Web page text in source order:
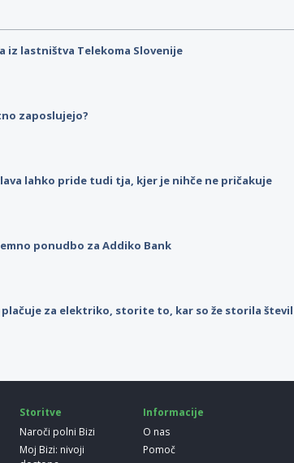
iz lastništva Telekoma Slovenije
zaposlujejo?
lahko pride tudi tja, kjer je nihče ne pričakuje
ponudbo za Addiko Bank
plačuje za elektriko, storite to, kar so že storila
Storitve
Naroči polni Bizi
Moj Bizi: nivoji
Informacije
O nas
Pomoč